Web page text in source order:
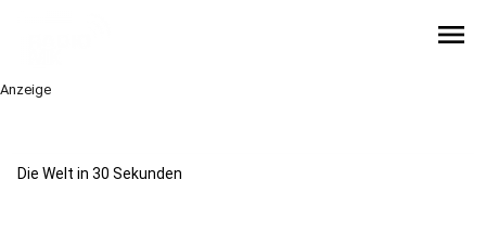
menu
Anzeige
Die Welt in 30 Sekunden